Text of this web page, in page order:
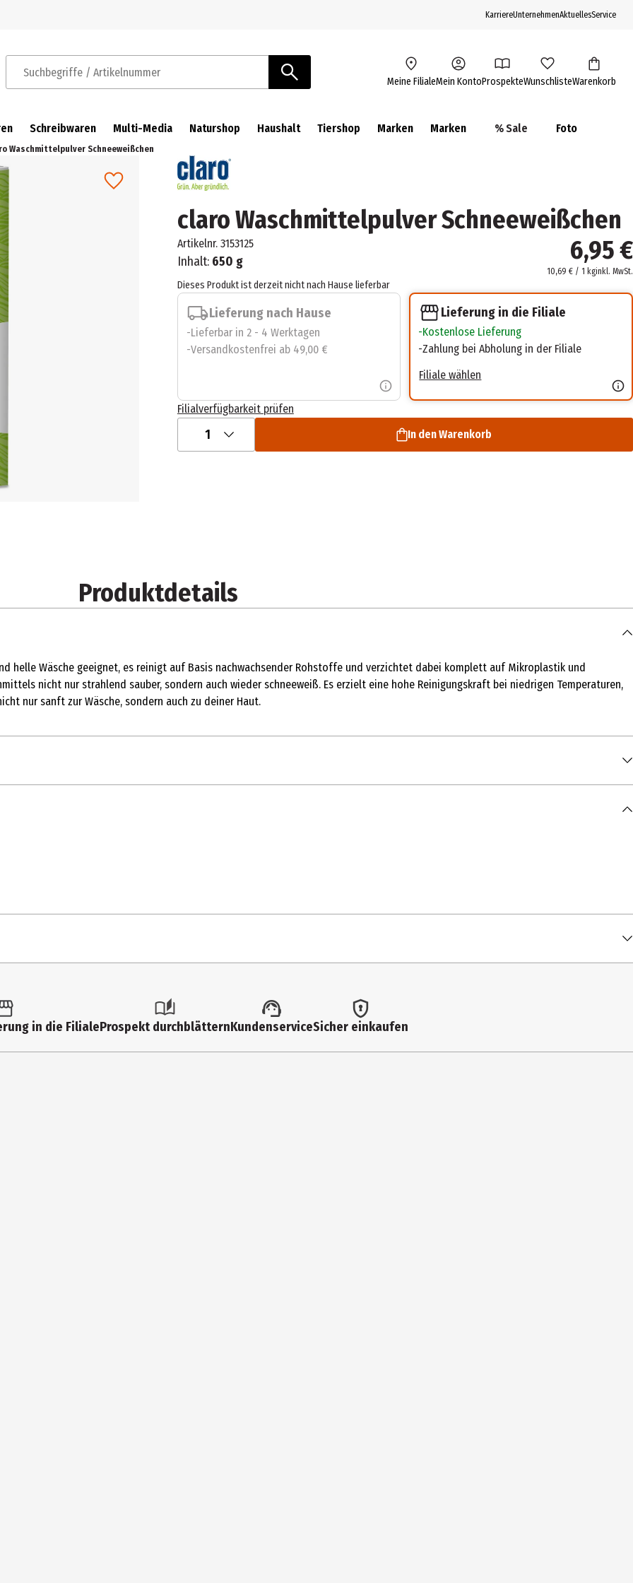
KarriereUnternehmenAktuellesService
Suchbegriffe / Artikelnummer Meine FilialeMein KontoProspekteWunschlisteWarenkorb
Schreibwaren Multi-Media Naturshop Haushalt Tiershop Marken Marken % Sale Foto
Waschmittelpulver Schneeweißchen
claro Waschmittelpulver Schneeweißchen
Artikelnr. 3153125
Inhalt: 650 g 6,95 €
10,69 € / 1 kginkl. MwSt.
Dieses Produkt ist derzeit nicht nach Hause lieferbar
Lieferung nach Hause
Lieferbar in 2 - 4 Werktagen
Versandkostenfrei ab 49,00 €
Lieferung in die Filiale
Kostenlose Lieferung
Zahlung bei Abholung in der Filiale
Filiale wählen
Filialverfügbarkeit prüfen
1 In den Warenkorb
Produktdetails
helle Wäsche geeignet, es reinigt auf Basis nachwachsender Rohstoffe und verzichtet dabei komplett auf Mikroplastik und
nicht nur strahlend sauber, sondern auch wieder schneeweiß. Es erzielt eine hohe Reinigungskraft bei niedrigen Temperaturen,
nur sanft zur Wäsche, sondern auch zu deiner Haut.
5-15%: anionische Tenside, < 5 %: nichtionische Tenside, Polycarboxylate, Phosphonate, optische Aufheller, Dufstoffe,
in die FilialeProspekt durchblätternKundenserviceSicher einkaufen